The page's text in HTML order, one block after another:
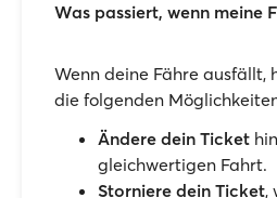
Was passiert, wenn meine
Wenn deine Fähre ausfällt,
die folgenden
Ändere dein Ticket
gleichwertigen Fahrt.
Storniere dein Ticket,